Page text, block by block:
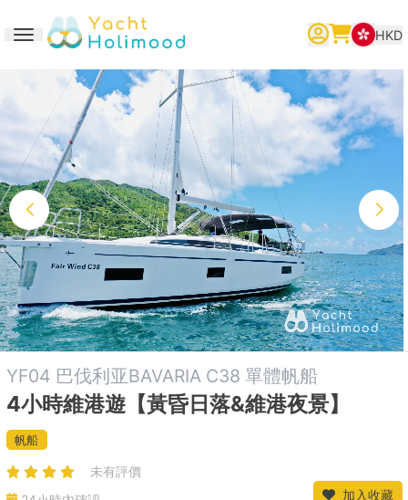
Toggle navigation
繁體中文 English 简体中文
HKD
YF04 巴伐利亚BAVARIA C38 單體帆船
4小時維港遊【黃昏日落&維港夜景】
帆船
未有評價
加入收藏